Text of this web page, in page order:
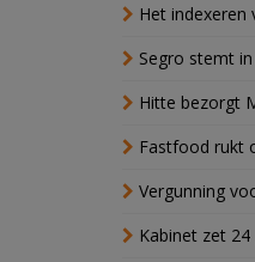
Het
Segro stemt
Hitte bezorgt
Fastfood rukt
Vergunning
Kabinet zet